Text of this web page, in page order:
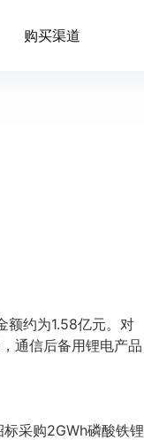
购买渠道
额约为1.58亿元。对
通信后备用锂电产品
采购2GWh磷酸铁锂